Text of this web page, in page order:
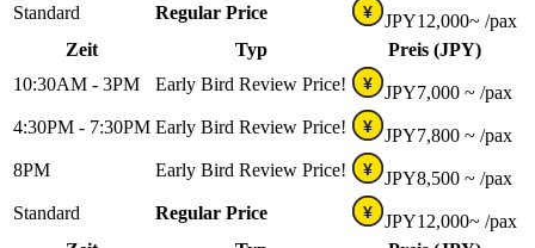
Standard
Regular Price ¥ JPY12,000~ /pax
Zeit
Typ
Preis (JPY)
10:30AM - 3PM
Early Bird Review Price! ¥ JPY7,000 ~ /pax
4:30PM - 7:30PM Early Bird Review Price! ¥ JPY7,800 ~ /pax
8PM
Early Bird Review Price! ¥ JPY8,500 ~ /pax
Standard
Regular Price ¥ JPY12,000~ /pax